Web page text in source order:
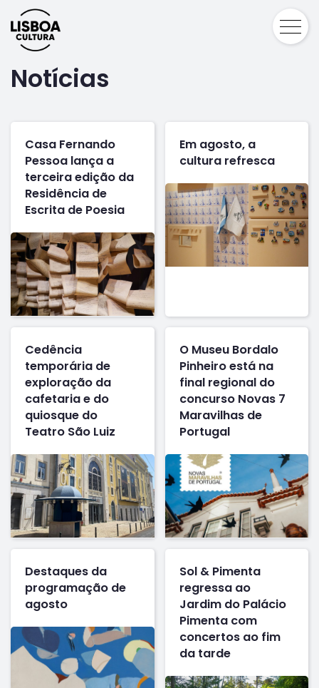
Notícias
Casa Fernando
Pessoa lança a
terceira edição da
Residência de
Escrita de Poesia
Em agosto, a
cultura refresca
Cedência
temporária de
exploração da
cafetaria e do
quiosque do
Teatro São Luiz
O Museu Bordalo
Pinheiro está na
final regional do
concurso Novas 7
Maravilhas de
Portugal
Destaques da
programação de
agosto
Sol & Pimenta
regressa ao
Jardim do Palácio
Pimenta com
concertos ao fim
da tarde